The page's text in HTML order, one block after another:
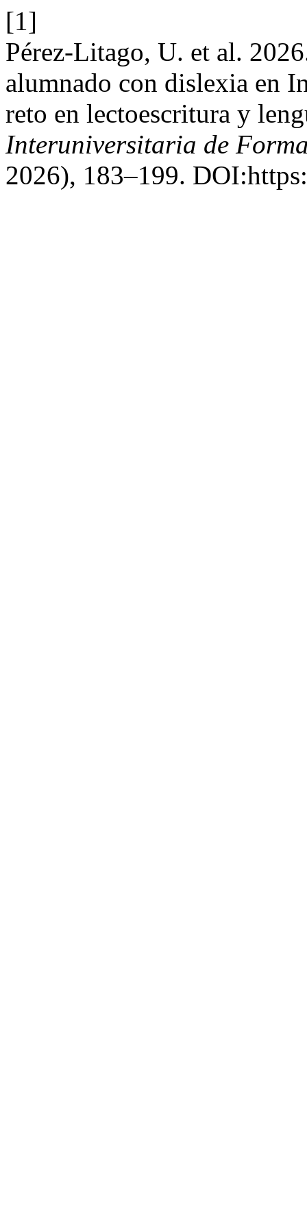
[1]
Pérez-Litago, U. et al.
alumnado con dislexia en
reto en lectoescritura y
Interuniversitaria de
2026), 183–199.